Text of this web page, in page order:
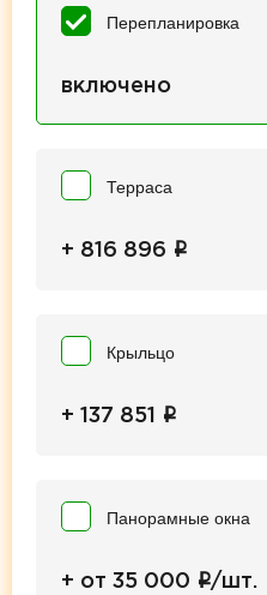
Перепланировка
включено
Терраса
+ 816 896 i
Крыльцо
+ 137 851 i
Панорамные окна
+ от 35 000 i/шт.